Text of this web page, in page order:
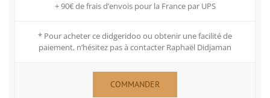
+ 90€ de frais d’envois pour la France par UPS
* Pour acheter ce didgeridoo ou obtenir une facilité de
paiement, n’hésitez pas à contacter Raphaël Didjaman
COMMANDER